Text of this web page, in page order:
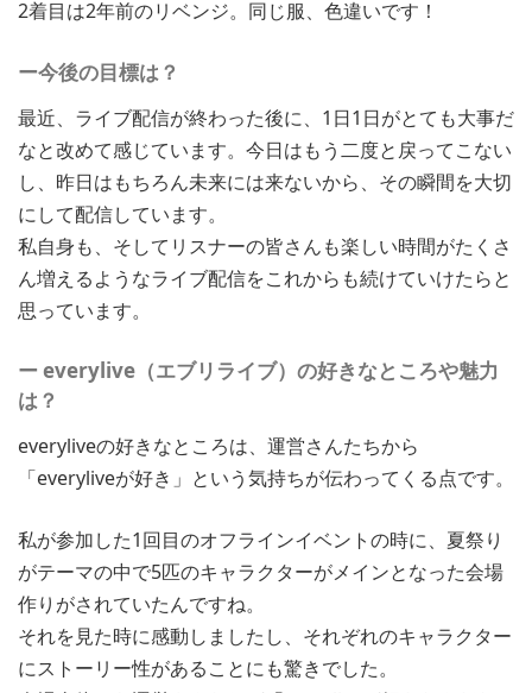
2着目は2年前のリベンジ。同じ服、色違いです！
ー今後の目標は？
最近、ライブ配信が終わった後に、1日1日がとても大事だ
なと改めて感じています。今日はもう二度と戻ってこない
し、昨日はもちろん未来には来ないから、その瞬間を大切
にして配信しています。
私自身も、そしてリスナーの皆さんも楽しい時間がたくさ
ん増えるようなライブ配信をこれからも続けていけたらと
思っています。
ー everylive（エブリライブ）の好きなところや魅力
は？
everyliveの好きなところは、運営さんたちから
「everyliveが好き」という気持ちが伝わってくる点です。
私が参加した1回目のオフラインイベントの時に、夏祭り
がテーマの中で5匹のキャラクターがメインとなった会場
作りがされていたんですね。
それを見た時に感動しましたし、それぞれのキャラクター
にストーリー性があることにも驚きでした。